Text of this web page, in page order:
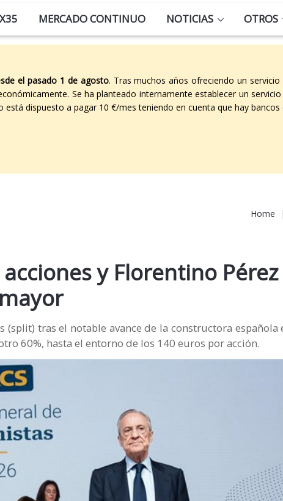
MERCADO CONTINUO NOTICIAS OTROS
el pasado 1 de agosto. Tras muchos años ofreciendo un
Se ha planteado internamente establecer un
dispuesto a pagar 10 €/mes teniendo en cuenta que hay
Home |
y Florentino Pérez
tras el notable avance de la constructora española
60%, hasta el entorno de los 140 euros por acción.